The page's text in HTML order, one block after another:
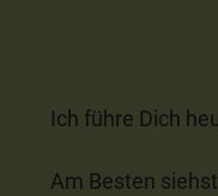
Ich führe Dich
Am Besten